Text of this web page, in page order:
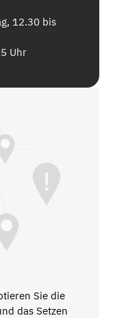
12.30 bis
Uhr
Sie die
das Setzen